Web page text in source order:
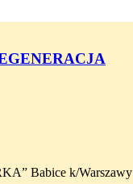
Babice k/Warszawy